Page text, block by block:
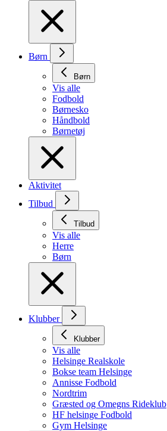
Børn
Børn
Vis alle
Fodbold
Børnesko
Håndbold
Børnetøj
Aktivitet
Tilbud
Tilbud
Vis alle
Herre
Børn
Klubber
Klubber
Vis alle
Helsinge Realskole
Bokse team Helsinge
Annisse Fodbold
Nordtrim
Græsted og Omegns Rideklub
HF helsinge Fodbold
Gym Helsinge